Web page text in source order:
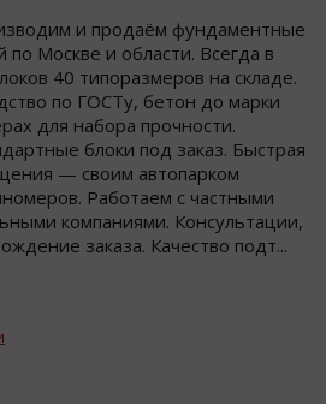
и продаём фундаментные
по Москве и области. Всегда в
40 типоразмеров на складе.
по ГОСТу, бетон до марки
для набора прочности.
блоки под заказ. Быстрая
— своим автопарком
Работаем с частными
компаниями. Консультации,
заказа. Качество подт...